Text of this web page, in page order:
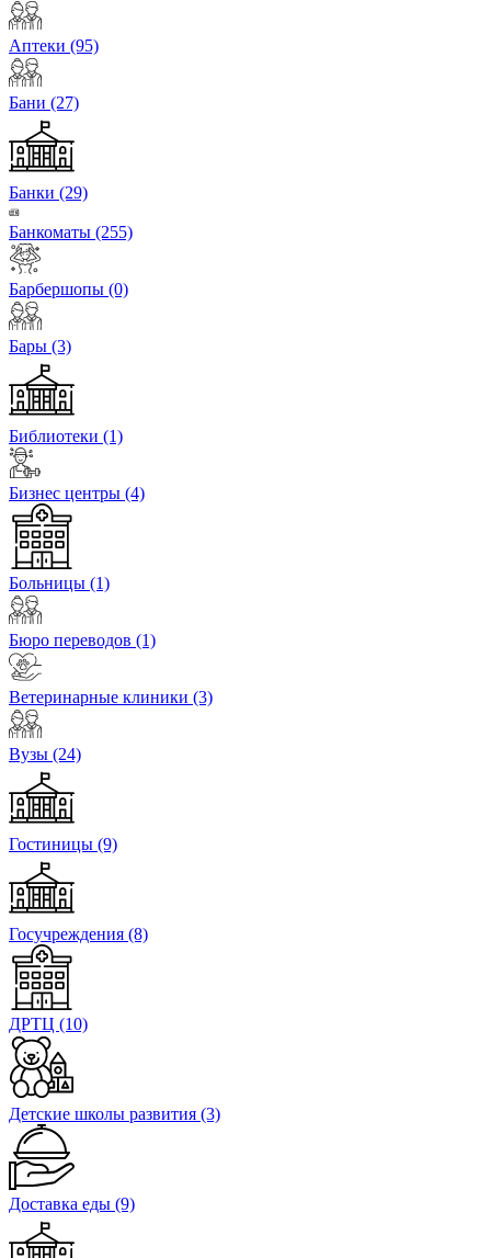
Аптеки (95)
Бани (27)
Банки (29)
Банкоматы (255)
Барбершопы (0)
Бары (3)
Библиотеки (1)
Бизнес центры (4)
Больницы (1)
Бюро переводов (1)
Ветеринарные клиники (3)
Вузы (24)
Гостиницы (9)
Госучреждения (8)
ДРТЦ (10)
Детские школы развития (3)
Доставка еды (9)